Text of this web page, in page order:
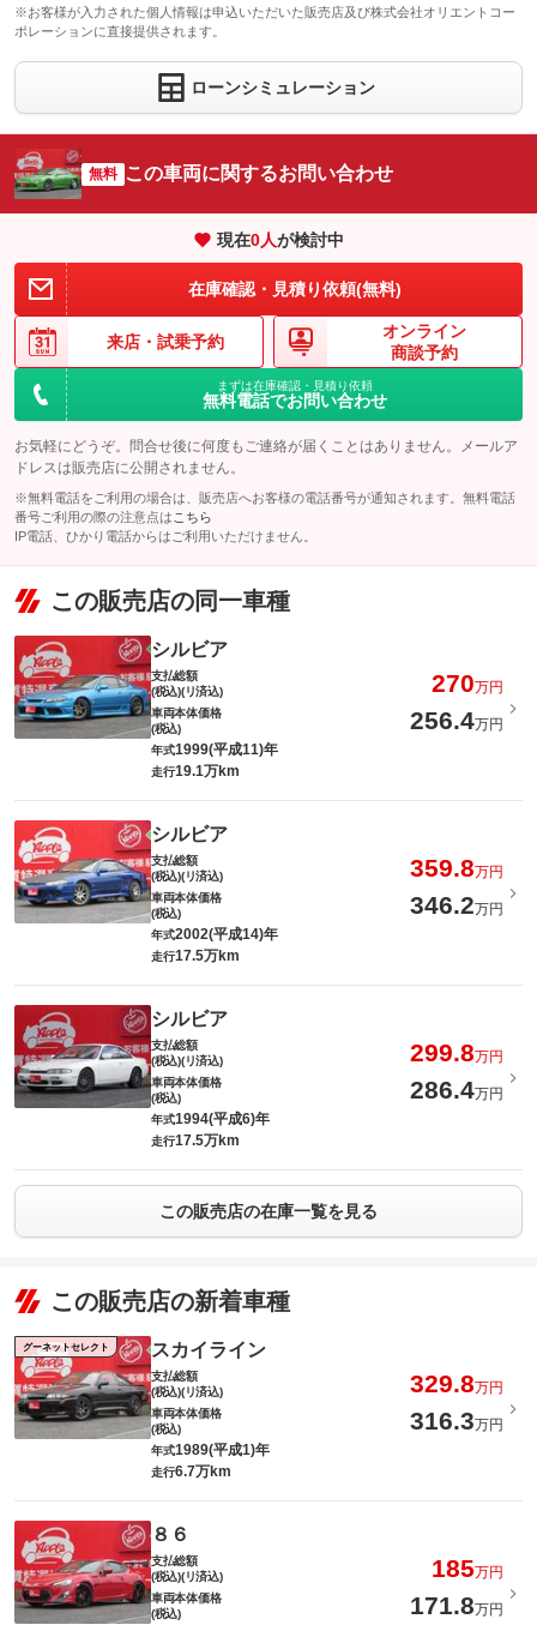
※お客様が入力された個人情報は申込いただいた販売店及び株式会社オリエントコー
ポレーションに直接提供されます。
ローンシミュレーション
無料 この車両に関するお問い合わせ
現在0人が検討中
在庫確認・見積り依頼(無料)
来店・ 試乗予約
オンライン
商談予約
まずは在庫確認・見積り依頼
無料電話でお問い合わせ
お気軽にどうぞ。問合せ後に何度もご連絡が届くことはありません。メールア
ドレスは販売店に公開されません。
※無料電話をご利用の場合は、販売店へお客様の電話番号が通知されます。無料電話
番号ご利用の際の注意点は こちら
IP電話、ひかり電話からはご利用いただけません。
この販売店の同一車種
シルビア
支払総額
(税込)(リ済込)
270万円
車両本体価格
(税込)
256.4万円
年式1999(平成11)年
走行19.1万km
シルビア
支払総額
(税込)(リ済込)
359.8万円
車両本体価格
(税込)
346.2万円
年式2002(平成14)年
走行17.5万km
シルビア
支払総額
(税込)(リ済込)
299.8万円
車両本体価格
(税込)
286.4万円
年式1994(平成6)年
走行17.5万km
この販売店の在庫一覧を見る
この販売店の新着車種
グーネットセレクト スカイライン
支払総額
(税込)(リ済込)
329.8万円
車両本体価格
(税込)
316.3万円
年式1989(平成1)年
走行6.7万km
８６
支払総額
(税込)(リ済込)
185万円
車両本体価格
(税込)
171.8万円